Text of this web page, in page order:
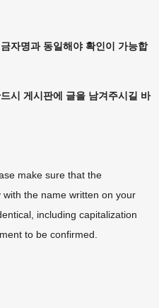
자명과 동일해야 확인이 가능합
시 게시판에 글을 남겨주시길 바
make sure that the
with the name written on your
including capitalization
to be confirmed.